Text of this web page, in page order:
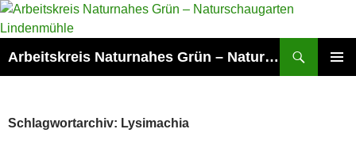
Zum
Inhalt
Arbeitskreis Naturnahes Grün – Naturschaugarten Lindenmühle
Schlagwortarchiv: Lysimachia